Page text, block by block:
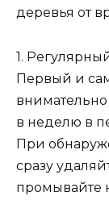
деревья от
1.
Первый и
внимательно
в неделю в
При
сразу
промывайте